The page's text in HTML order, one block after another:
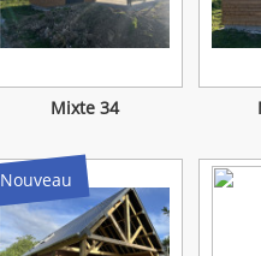
Mixte 34
Nouveau